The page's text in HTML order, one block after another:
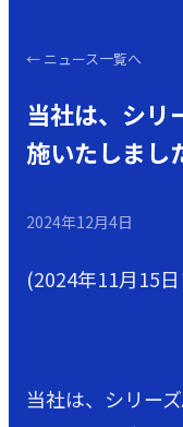
← ニュース一覧へ
当社は、シリ
施いたしまし
2024年12月4日
(2024年11月15
当社は、シリー